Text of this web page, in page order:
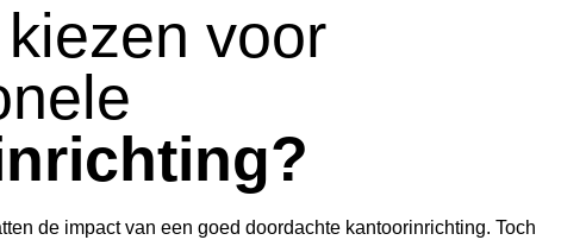
voor
de impact van een goed doordachte kantoorinrichting. Toch